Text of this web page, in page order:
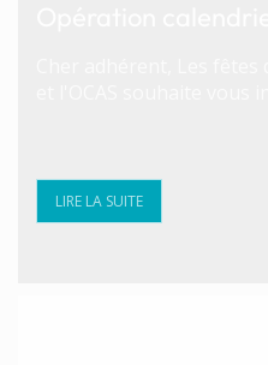
LIRE LA SUITE